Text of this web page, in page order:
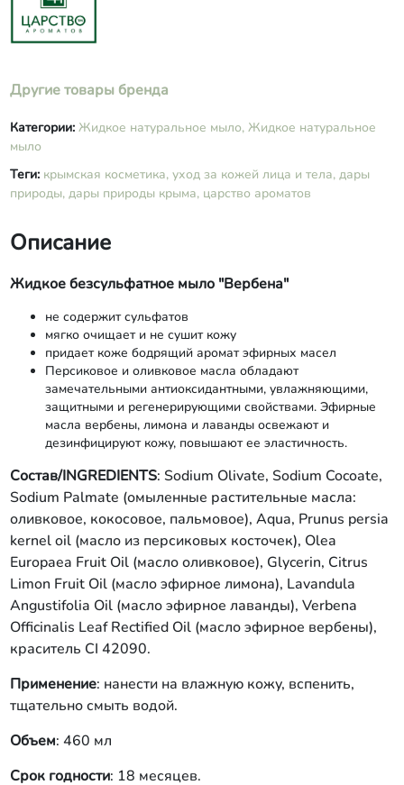
эфирное вербены), краситель CI
42090.
Другие товары бренда
Категории: Жидкое натуральное мыло, Жидкое натуральное
мыло
Теги: крымская косметика, уход за кожей лица и тела, дары
природы, дары природы крыма, царство ароматов
Описание
Жидкое безсульфатное мыло "Вербена"
не содержит сульфатов
мягко очищает и не сушит кожу
придает коже бодрящий аромат эфирных масел
Персиковое и оливковое масла обладают
замечательными антиоксидантными, увлажняющими,
защитными и регенерирующими свойствами. Эфирные
масла вербены, лимона и лаванды освежают и
дезинфицируют кожу, повышают ее эластичность.
Состав/INGREDIENTS: Sodium Olivate, Sodium Cocoate,
Sodium Palmate (омыленные растительные масла:
оливковое, кокосовое, пальмовое), Aqua, Prunus persia
kernel oil (масло из персиковых косточек), Olea
Europaea Fruit Oil (масло оливковое), Glycerin, Citrus
Limon Fruit Oil (масло эфирное лимона), Lavandula
Angustifolia Oil (масло эфирное лаванды), Verbena
Officinalis Leaf Rectified Oil (масло эфирное вербены),
краситель CI 42090.
Применение: нанести на влажную кожу, вспенить,
тщательно смыть водой.
Объем: 460 мл
Срок годности: 18 месяцев.